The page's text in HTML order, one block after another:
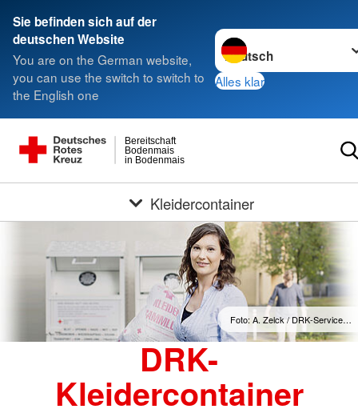
Sie befinden sich auf der
deutschen Website
You are on the German website,
you can use the switch to switch to
the English one
Sprache wechseln zu
Alles klar
in Bodenmais
Bodenmais
Bereitschaft
Kleidercontainer
Foto: A. Zelck / DRK-Service…
DRK-
Kleidercontainer